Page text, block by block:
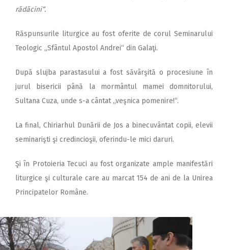
rădăcini“.
Răspunsurile liturgice au fost oferite de corul Seminarului
Teologic „Sfântul Apostol Andrei“ din Galaţi.
După slujba parastasului a fost săvârşită o procesiune în
jurul bisericii până la mormântul mamei domnitorului,
Sultana Cuza, unde s-a cântat „veşnica pomenire!“.
La final, Chiriarhul Dunării de Jos a binecuvântat copii, elevii
seminarişti şi credincioşii, oferindu-le mici daruri.
Şi în Protoieria Tecuci au fost organizate ample manifestări
liturgice şi culturale care au marcat 154 de ani de la Unirea
Principatelor Române.